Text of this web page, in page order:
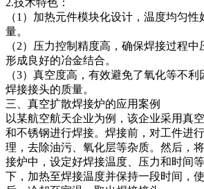
（1）加热元件模块化设计，温度均匀
量。
（2）压力控制精度高，确保焊接过程
形成良好的冶金结合。
（3）真空度高，有效避免了氧化等不
焊接接头的质量。
三、真空扩散焊接炉的应用案例
以某航空航天企业为例，该企业采用真
和不锈钢进行焊接。焊接前，对工件进
理，去除油污、氧化层等杂质。然后，
接炉中，设定好焊接温度、压力和时间
下，加热至焊接温度并保持一段时间，